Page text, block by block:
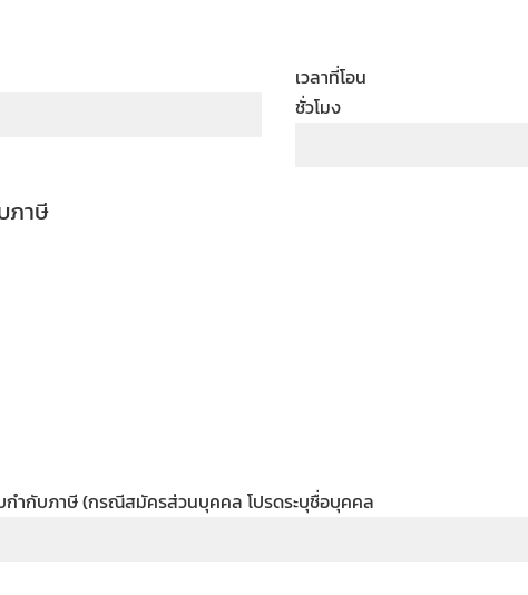
เวลาที่โอน
ชั่วโมง
ภาษี
กำกับภาษี (กรณีสมัครส่วนบุคคล โปรดระบุชื่อบุคคล